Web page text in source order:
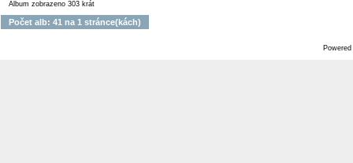
Album zobrazeno 303 krát
Počet alb: 41 na 1 stránce(kách)